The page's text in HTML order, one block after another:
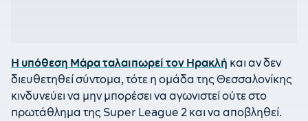
Η υπόθεση Μάρα ταλαιπωρεί τον Ηρακλή και αν δεν
διευθετηθεί σύντομα, τότε η ομάδα της Θεσσαλονίκης
κινδυνεύει να μην μπορέσει να αγωνιστεί ούτε στο
πρωτάθλημα της Super League 2 και να αποβληθεί.